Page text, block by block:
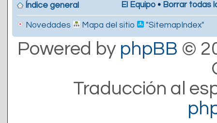
Índice general El Equipo • Borrar todas
Novedades Mapa del sitio "SitemapIndex"
Powered by phpBB ©
Traducción al